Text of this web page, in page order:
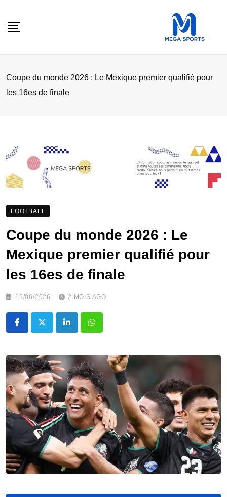
Coupe du monde 2026 : Le Mexique premier qualifié pour
les 16es de finale
FOOTBALL
Coupe du monde 2026 : Le
Mexique premier qualifié pour
les 16es de finale
19/06/2026 2 MOIS AGO
LinkedInWhatsapp